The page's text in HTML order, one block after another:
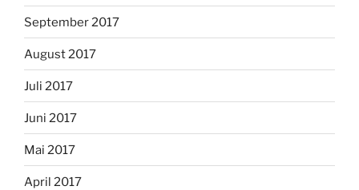
September 2017
August 2017
Juli 2017
Juni 2017
Mai 2017
April 2017